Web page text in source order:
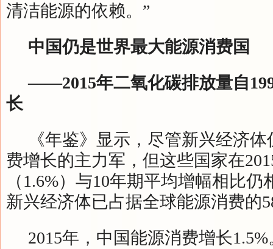
清洁能源的依赖。”
中国仍是世界最大能源消费国
——2015年二氧化碳排放量自
长
《年鉴》显示，尽管新兴经济
费增长的主力军，但这些国家在
（1.6%）与10年期平均增幅相比
新兴经济体已占据全球能源消费的
2015年，中国能源消费增长